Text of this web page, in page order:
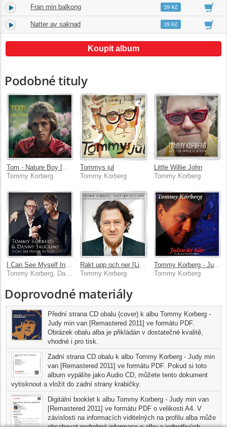
9. Fran min balkong 02:5039 Kč
10. Natter av saknad 03:1539 Kč
Koupit album
Podobné tituly
Tommy Korberg
Tommys jul
Tommy Korberg
Little Willie John
Tommy Korberg
I Can See Myself In You
Tommy Korberg, Danny Saucedo
Rakt upp och ner [Live In Stockholm / 2007]
Tommy Korberg
Tommy Korberg - Julen ar har
Tommy Korberg
Doprovodné materiály
Přední strana CD obalu (cover) k albu Tommy Korberg -
Judy min van [Remastered 2011] ve formátu PDF.
Obrázek obalu alba je přikládán v dostatečné kvalitě,
vhodné i pro tisk.
Zadní strana CD obalu k albu Tommy Korberg - Judy min
van [Remastered 2011] ve formátu PDF. Pokud si toto
album vypálíte jako Audio CD, můžete tento dokument
vytisknout a vložit do zadní strany krabičky.
Digitální booklet k albu Tommy Korberg - Judy min van
[Remastered 2011] ve formátu PDF o velikosti A4. V
závislosti na informacích viditelných na profilu alba může
obsahovat podrobné informace o albu a jednotlivých